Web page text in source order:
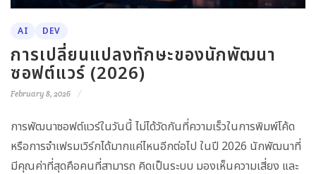
AI DEV
การเปลี่ยนแปลงทักษะของนักพัฒนา
ซอฟต์แวร์ (2026)
February 8, 2026
การพัฒนาซอฟต์แวร์ในวันนี้ ไม่ได้วัดกันที่ความเร็วในการพิมพ์โค้ด
หรือการจำเฟรมเวิร์กได้มากแค่ไหนอีกต่อไป ในปี 2026 นักพัฒนาที่
มีคุณค่าที่สุดคือคนที่สามารถ คิดเป็นระบบ มองเห็นความเสี่ยง และ